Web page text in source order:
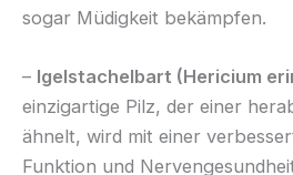
sogar Müdigkeit bekämpfen.
– Igelstachelbart (Hericium
einzigartige Pilz, der einer
ähnelt, wird mit einer
Funktion und